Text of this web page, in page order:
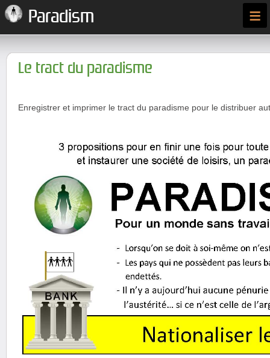
Paradism ≡
Le tract du paradisme
Enregistrer et imprimer le tract du paradisme pour le distribuer